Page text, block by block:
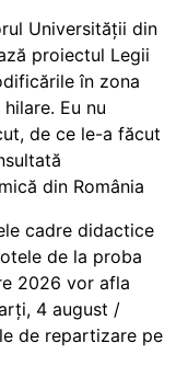
Universității din
proiectul Legii
în zona
Eu nu
de ce le-a făcut
din România
cadre didactice
de la proba
2026 vor afla
4 august /
de repartizare pe